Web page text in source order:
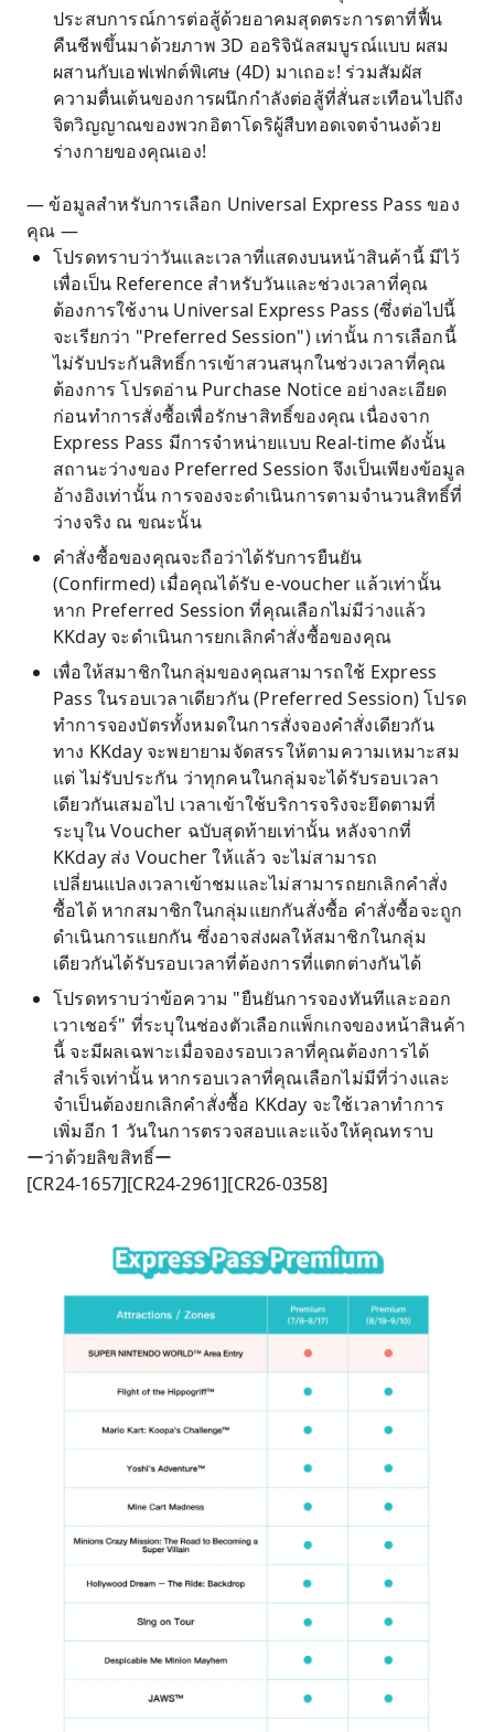
ประสบการณ์การต่อสู้ด้วยอาคมสุดตระการตาที่ฟื้น
คืนชีพขึ้นมาด้วยภาพ 3D ออริจินัลสมบูรณ์แบบ ผสม
ผสานกับเอฟเฟกต์พิเศษ (4D) มาเถอะ! ร่วมสัมผัส
ความตื่นเต้นของการผนึกกำลังต่อสู้ที่สั่นสะเทือนไปถึง
จิตวิญญาณของพวกอิตาโดริผู้สืบทอดเจตจำนงด้วย
ร่างกายของคุณเอง!
— ข้อมูลสำหรับการเลือก Universal Express Pass ของ
คุณ —
โปรดทราบว่าวันและเวลาที่แสดงบนหน้าสินค้านี้ มีไว้
เพื่อเป็น Reference สำหรับวันและช่วงเวลาที่คุณ
ต้องการใช้งาน Universal Express Pass (ซึ่งต่อไปนี้
จะเรียกว่า "Preferred Session") เท่านั้น การเลือกนี้
ไม่รับประกันสิทธิ์การเข้าสวนสนุกในช่วงเวลาที่คุณ
ต้องการ โปรดอ่าน Purchase Notice อย่างละเอียด
ก่อนทำการสั่งซื้อเพื่อรักษาสิทธิ์ของคุณ เนื่องจาก
Express Pass มีการจำหน่ายแบบ Real-time ดังนั้น
สถานะว่างของ Preferred Session จึงเป็นเพียงข้อมูล
อ้างอิงเท่านั้น การจองจะดำเนินการตามจำนวนสิทธิ์ที่
ว่างจริง ณ ขณะนั้น
คำสั่งซื้อของคุณจะถือว่าได้รับการยืนยัน
(Confirmed) เมื่อคุณได้รับ e-voucher แล้วเท่านั้น
หาก Preferred Session ที่คุณเลือกไม่มีว่างแล้ว
KKday จะดำเนินการยกเลิกคำสั่งซื้อของคุณ
เพื่อให้สมาชิกในกลุ่มของคุณสามารถใช้ Express
Pass ในรอบเวลาเดียวกัน (Preferred Session) โปรด
ทำการจองบัตรทั้งหมดในการสั่งจองคำสั่งเดียวกัน
ทาง KKday จะพยายามจัดสรรให้ตามความเหมาะสม
แต่ ไม่รับประกัน ว่าทุกคนในกลุ่มจะได้รับรอบเวลา
เดียวกันเสมอไป เวลาเข้าใช้บริการจริงจะยึดตามที่
ระบุใน Voucher ฉบับสุดท้ายเท่านั้น หลังจากที่
KKday ส่ง Voucher ให้แล้ว จะไม่สามารถ
เปลี่ยนแปลงเวลาเข้าชมและไม่สามารถยกเลิกคำสั่ง
ซื้อได้ หากสมาชิกในกลุ่มแยกกันสั่งซื้อ คำสั่งซื้อจะถูก
ดำเนินการแยกกัน ซึ่งอาจส่งผลให้สมาชิกในกลุ่ม
เดียวกันได้รับรอบเวลาที่ต้องการที่แตกต่างกันได้
โปรดทราบว่าข้อความ "ยืนยันการจองทันทีและออก
เวาเชอร์" ที่ระบุในช่องตัวเลือกแพ็กเกจของหน้าสินค้า
นี้ จะมีผลเฉพาะเมื่อจองรอบเวลาที่คุณต้องการได้
สำเร็จเท่านั้น หากรอบเวลาที่คุณเลือกไม่มีที่ว่างและ
จำเป็นต้องยกเลิกคำสั่งซื้อ KKday จะใช้เวลาทำการ
เพิ่มอีก 1 วันในการตรวจสอบและแจ้งให้คุณทราบ
ーว่าด้วยลิขสิทธิ์ー
[CR24-1657][CR24-2961][CR26-0358]